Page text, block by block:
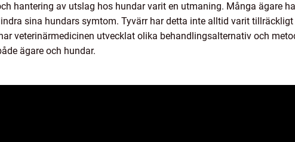
hantering av utslag hos hundar varit en utmaning. Många ägare
sina hundars symtom. Tyvärr har detta inte alltid varit
veterinärmedicinen utvecklat olika behandlingsalternativ och
ägare och hundar.